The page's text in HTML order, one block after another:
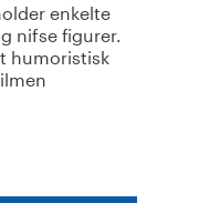
enkelte
nifse figurer.
humoristisk